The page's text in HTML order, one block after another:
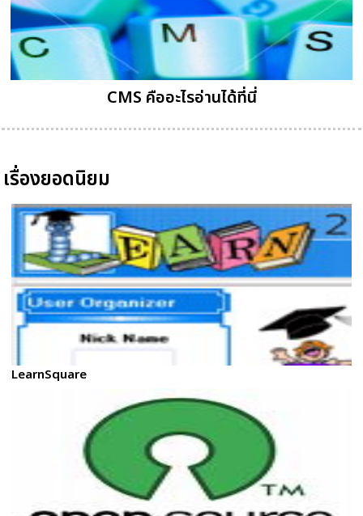
CMS คืออะไรอ่านได้ที่นี่
เรื่องยอดนิยม
LearnSquare